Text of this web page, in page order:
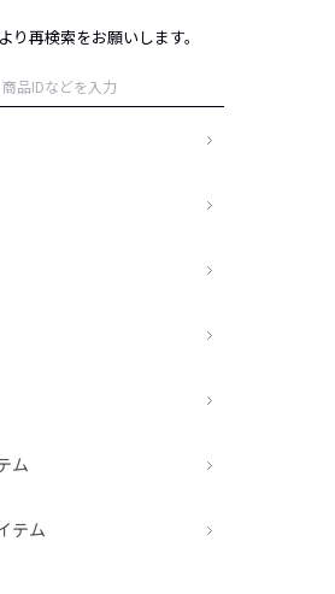
り再検索をお願いします。
ム
テム